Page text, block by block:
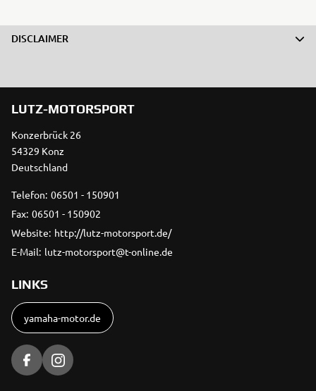
DISCLAIMER
LUTZ-MOTORSPORT
Konzerbrück 26
54329 Konz
Deutschland
Telefon: 06501 - 150901
Fax: 06501 - 150902
Website: http://lutz-motorsport.de/
E-Mail: lutz-motorsport@t-online.de
LINKS
yamaha-motor.de